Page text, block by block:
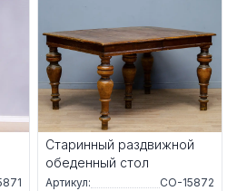
Старинный раздвижной
обеденный стол
Артикул:
СО-15872